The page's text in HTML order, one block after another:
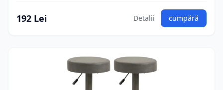
192 Lei Detalii cumpără